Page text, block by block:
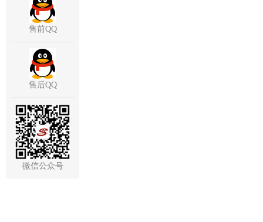
售前QQ
售后QQ
微信公众号